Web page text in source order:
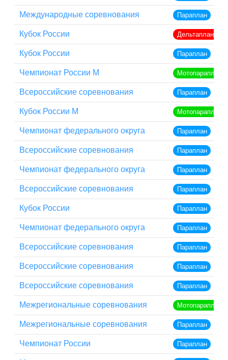
Международные соревнования Параплан
Кубок России Дельтаплан
Кубок России Параплан
Чемпионат России М Мотопараплан
Всероссийские соревнования Параплан
Кубок России М Мотопараплан
Чемпионат федерального округа Параплан
Всероссийские соревнования Параплан
Чемпионат федерального округа Параплан
Всероссийские соревнования Параплан
Кубок России Параплан
Чемпионат федерального округа Параплан
Всероссийские соревнования Параплан
Всероссийские соревнования Параплан
Всероссийские соревнования Параплан
Межрегиональные соревнования Мотопараплан
Межрегиональные соревнования Параплан
Чемпионат России Параплан